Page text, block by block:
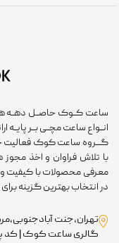
کــوک حاصــل دهــه هــا
ساعت مچــی بــر پایــه
تلاش فراوان و اخذ مجوز
محصولات با کیفیت و
انتخاب بهترین گزینه برای
گالری ساعت کوک | کد پستی: